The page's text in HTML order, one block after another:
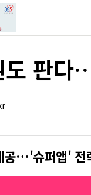
도 판
공…'슈퍼앱' 전